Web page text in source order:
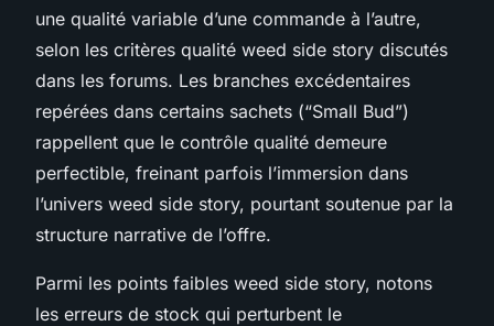
une qualité variable d’une commande à l’autre,
selon les critères qualité weed side story discutés
dans les forums. Les branches excédentaires
repérées dans certains sachets (“Small Bud”)
rappellent que le contrôle qualité demeure
perfectible, freinant parfois l’immersion dans
l’univers weed side story, pourtant soutenue par la
structure narrative de l’offre.
Parmi les points faibles weed side story, notons
les erreurs de stock qui perturbent le